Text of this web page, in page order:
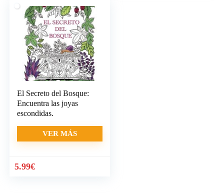
era:
24.90€.
es:
23.65€.
El Secreto del Bosque:
Encuentra las joyas
escondidas.
VER MÁS
5.99€